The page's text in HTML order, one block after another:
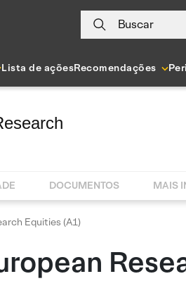
Buscar
Lista de açõesRecomendações
DOCUMENTOS MAIS
Equities (A1)